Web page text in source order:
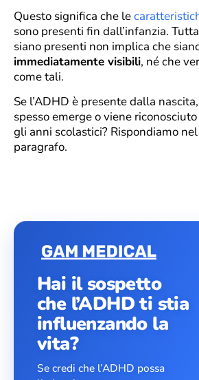
Questo significa che le
sono presenti fin dall’infanzia.
siano presenti non implica che
immediatamente visibili, né che
come tali.
Se l’ADHD è presente dalla
spesso emerge o viene
gli anni scolastici? Rispondiamo
paragrafo.
Hai il sospetto
che l’ADHD ti stia
influenzando la
vita?
Se credi che l’ADHD possa